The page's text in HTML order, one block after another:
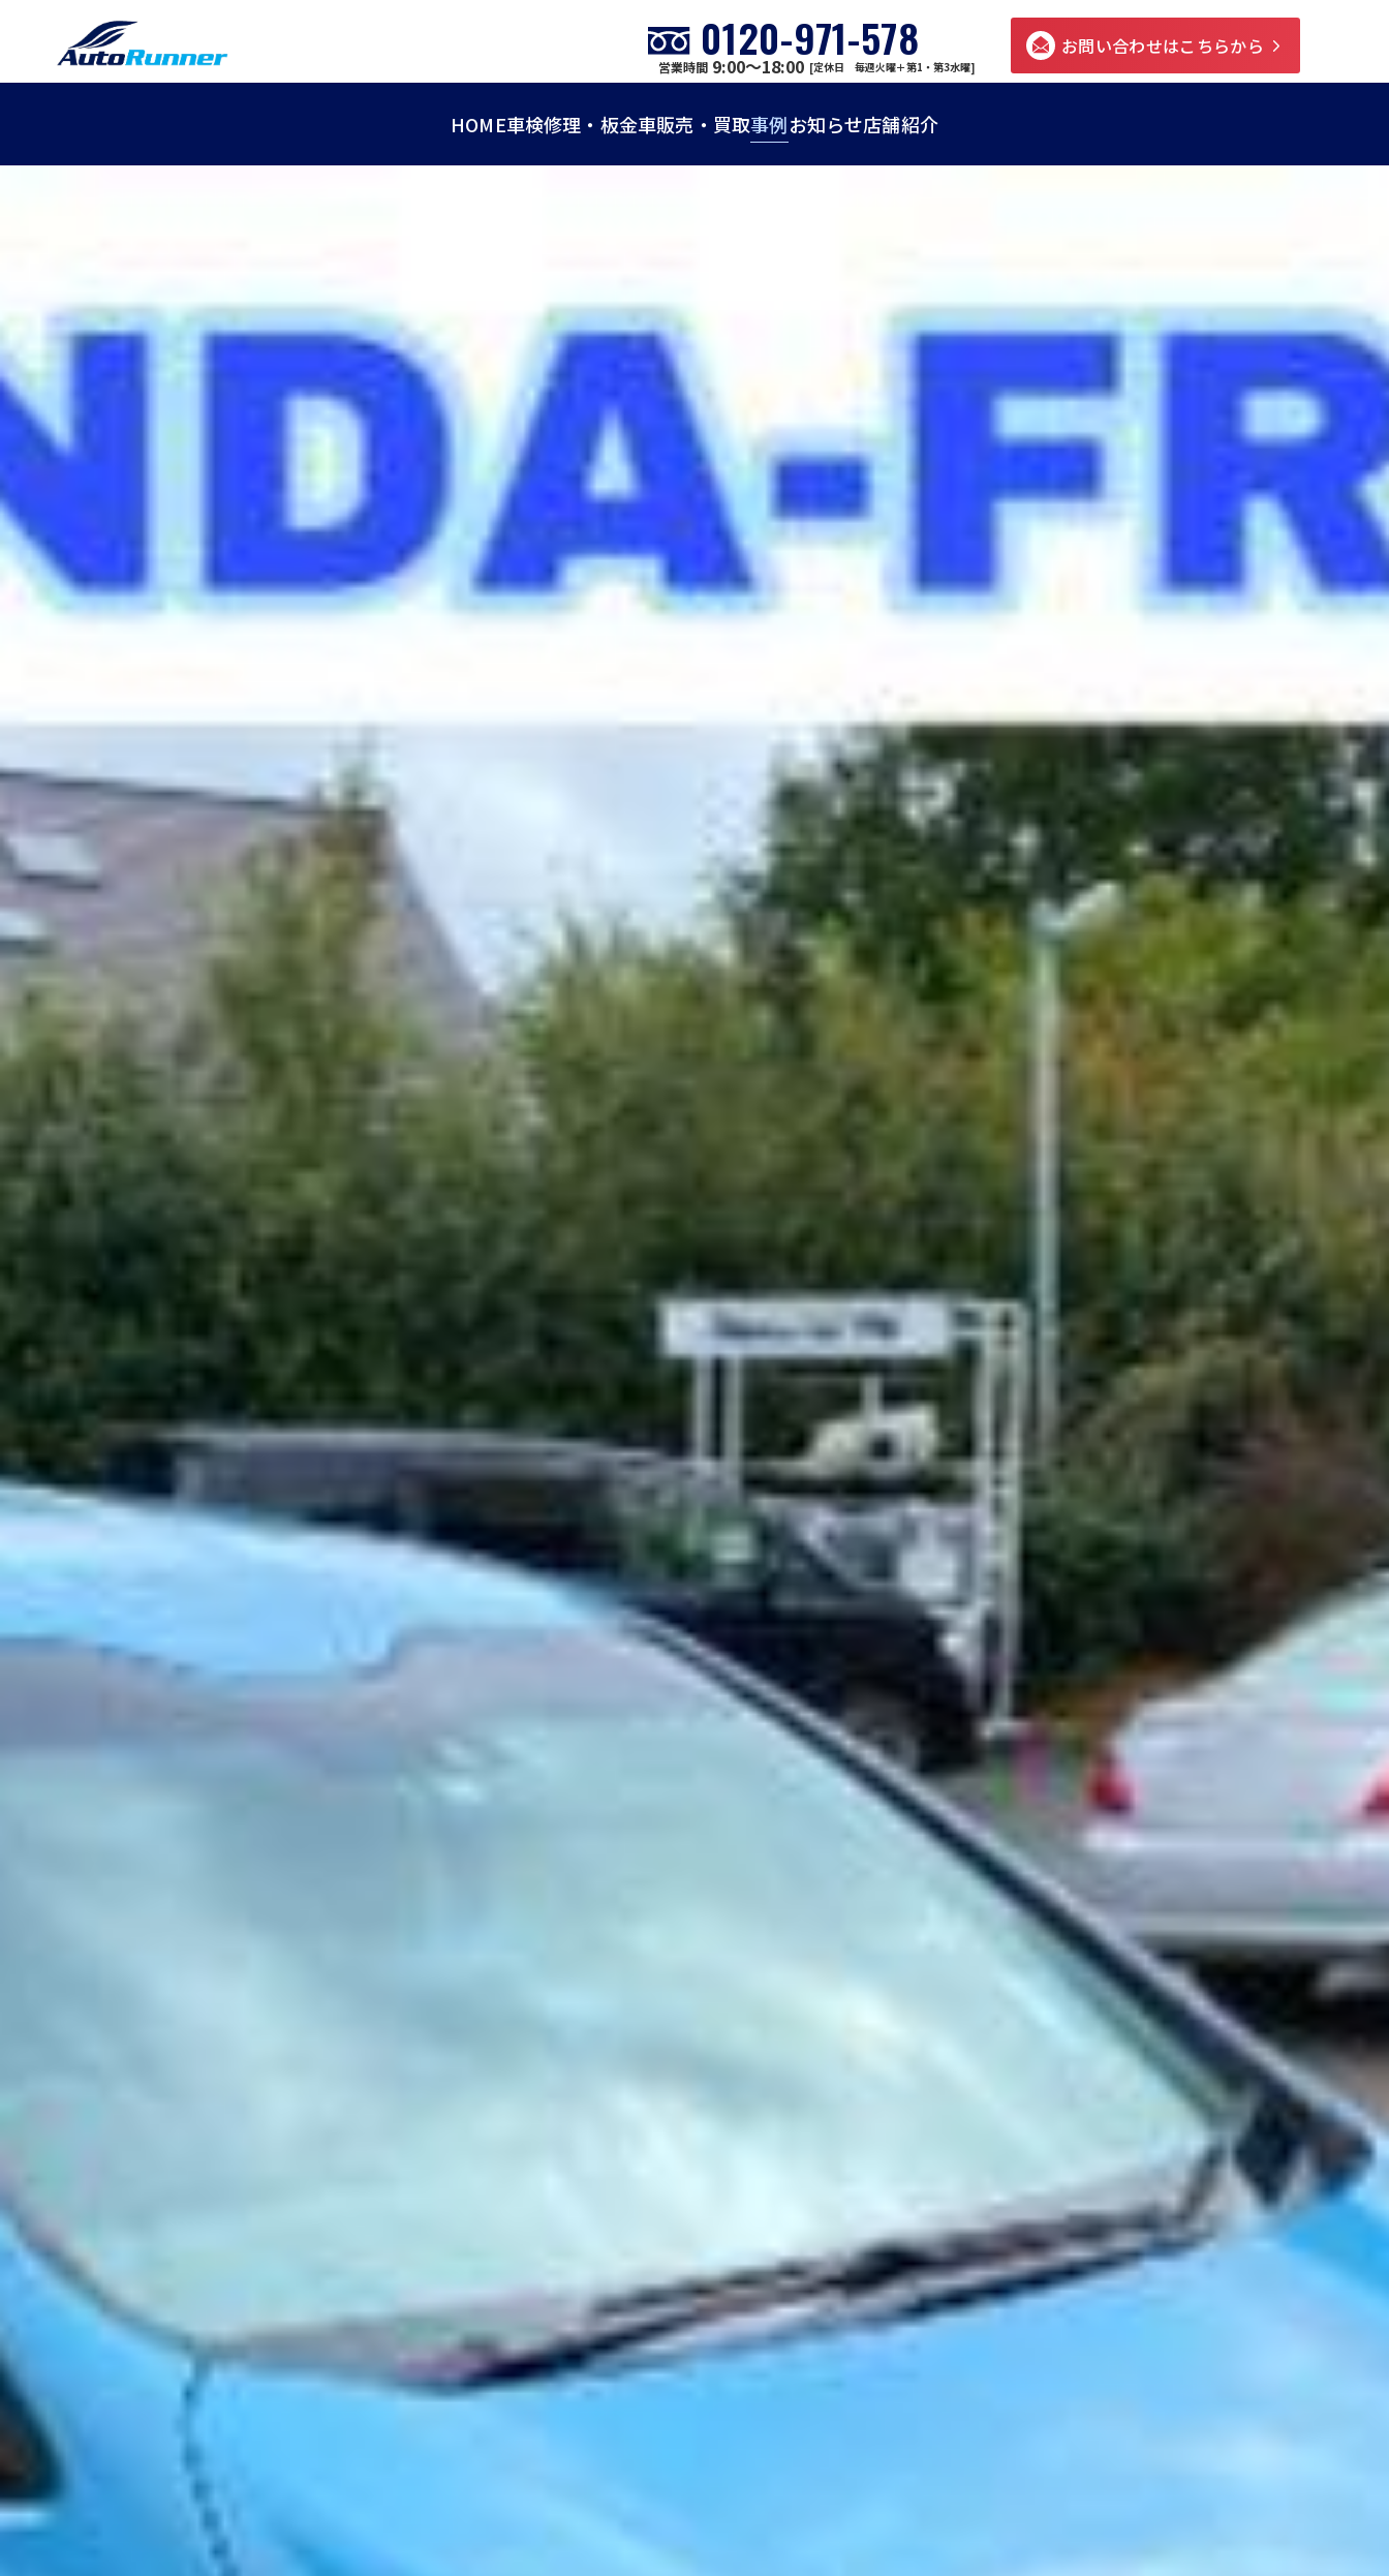
0120-971-578
営業時間 9:00～18:00 [定休日 毎週火曜＋第1・第3水曜]
お問い合わせはこちらから
HOME車検修理・板金車販売・買取事例お知らせ店舗紹介